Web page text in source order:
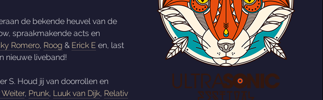
de bekende heuvel van de
spraakmakende acts en
Romero, Roog & Erick E en, last
nieuwe liveband!
S. Houd jij van doorrollen en
Weiter, Prunk, Luuk van Dijk, Relativ